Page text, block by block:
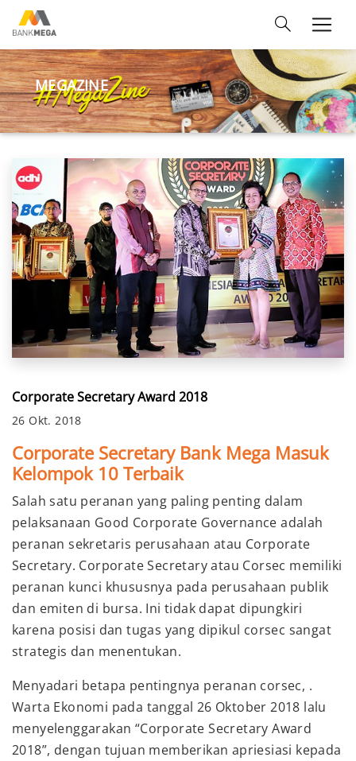
MEGAZINE
Corporate Secretary Award 2018
26 Okt. 2018
Corporate Secretary Bank Mega Masuk
Kelompok 10 Terbaik
Salah satu peranan yang paling penting dalam
pelaksanaan Good Corporate Governance adalah
peranan sekretaris perusahaan atau Corporate
Secretary. Corporate Secretary atau Corsec memiliki
peranan kunci khususnya pada perusahaan publik
dan emiten di bursa. Ini tidak dapat dipungkiri
karena posisi dan tugas yang dipikul corsec sangat
strategis dan menentukan.
Menyadari betapa pentingnya peranan corsec, .
Warta Ekonomi pada tanggal 26 Oktober 2018 lalu
menyelenggarakan “Corporate Secretary Award
2018”, dengan tujuan memberikan apriesiasi kepada